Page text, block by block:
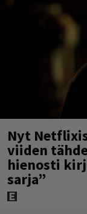
Nyt
viiden
hienosti
sarja”